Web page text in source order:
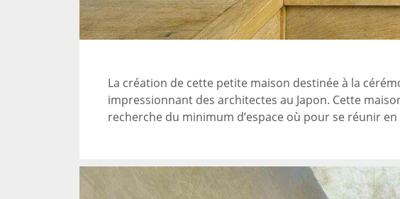
La création de cette petite maison destinée à la
impressionnant des architectes au Japon. Cette
recherche du minimum d’espace où pour se réunir